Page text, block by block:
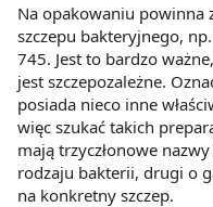
Na opakowaniu powinna
szczepu bakteryjnego, np.
745. Jest to bardzo
jest szczepozależne.
posiada nieco inne
więc szukać takich
mają trzyczłonowe
rodzaju bakterii, drugi o
na konkretny szczep.